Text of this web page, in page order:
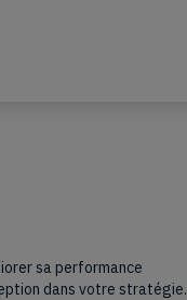
sa performance
dans votre stratégie.